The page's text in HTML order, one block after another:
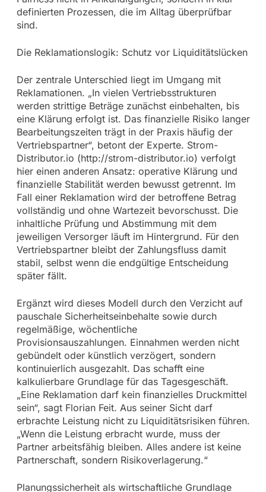
definierten Prozessen, die im Alltag überprüfbar
sind.
Die Reklamationslogik: Schutz vor Liquiditätslücken
Der zentrale Unterschied liegt im Umgang mit
Reklamationen. „In vielen Vertriebsstrukturen
werden strittige Beträge zunächst einbehalten, bis
eine Klärung erfolgt ist. Das finanzielle Risiko langer
Bearbeitungszeiten trägt in der Praxis häufig der
Vertriebspartner“, betont der Experte. Strom-
Distributor.io (http://strom-distributor.io) verfolgt
hier einen anderen Ansatz: operative Klärung und
finanzielle Stabilität werden bewusst getrennt. Im
Fall einer Reklamation wird der betroffene Betrag
vollständig und ohne Wartezeit bevorschusst. Die
inhaltliche Prüfung und Abstimmung mit dem
jeweiligen Versorger läuft im Hintergrund. Für den
Vertriebspartner bleibt der Zahlungsfluss damit
stabil, selbst wenn die endgültige Entscheidung
später fällt.
Ergänzt wird dieses Modell durch den Verzicht auf
pauschale Sicherheitseinbehalte sowie durch
regelmäßige, wöchentliche
Provisionsauszahlungen. Einnahmen werden nicht
gebündelt oder künstlich verzögert, sondern
kontinuierlich ausgezahlt. Das schafft eine
kalkulierbare Grundlage für das Tagesgeschäft.
„Eine Reklamation darf kein finanzielles Druckmittel
sein“, sagt Florian Feit. Aus seiner Sicht darf
erbrachte Leistung nicht zu Liquiditätsrisiken führen.
„Wenn die Leistung erbracht wurde, muss der
Partner arbeitsfähig bleiben. Alles andere ist keine
Partnerschaft, sondern Risikoverlagerung.“
Planungssicherheit als wirtschaftliche Grundlage